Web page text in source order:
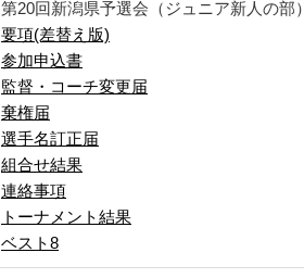
第20回新潟県予選会（ジュニア新人の部）
要項(差替え版)
参加申込書
監督・コーチ変更届
棄権届
選手名訂正届
組合せ結果
連絡事項
トーナメント結果
ベスト8